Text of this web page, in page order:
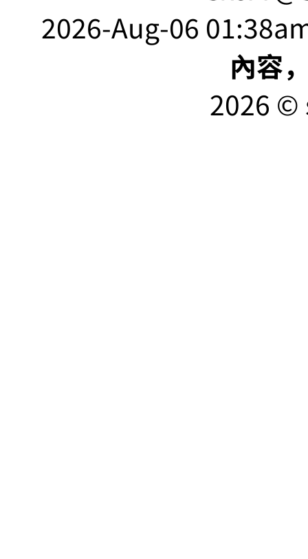
2026-Aug-06
內容
2026 ©